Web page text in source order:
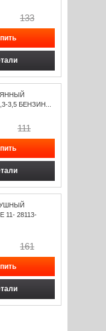
133
3,5 БЕНЗИН...
111
11- 28113-
161